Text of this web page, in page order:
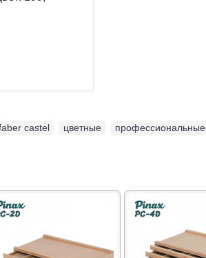
castel цветные профессиональные